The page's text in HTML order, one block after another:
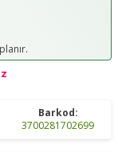
Barkod:
3700281702699